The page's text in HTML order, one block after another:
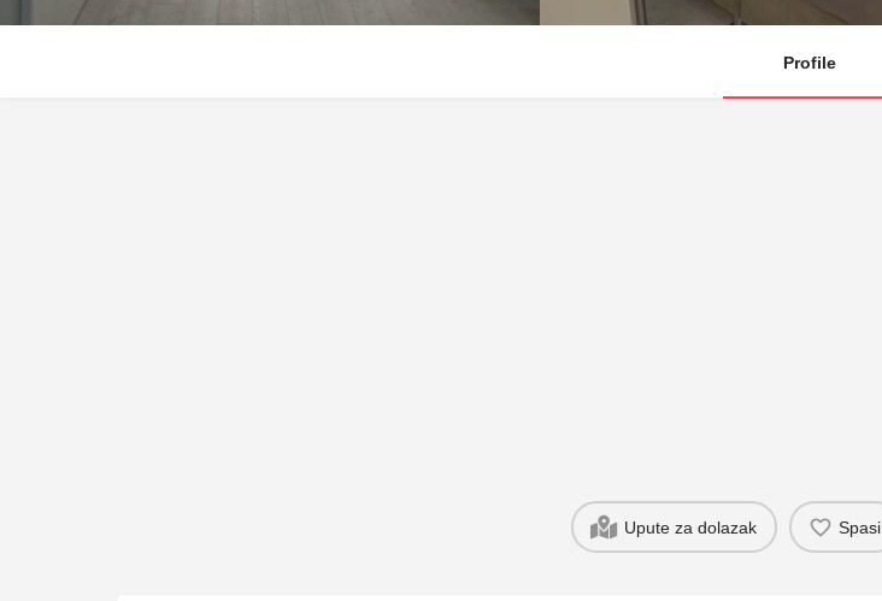
Profile
Upute za dolazak Spasi